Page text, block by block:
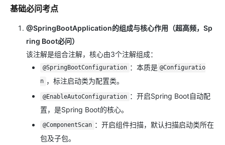
基础必问考点
@SpringBootApplication的组成与核心作用（超高频，Sp
ring Boot必问）
该注解是组合注解，核心由3个注解组成：
@SpringBootConfiguration ：本质是 @Configuratio
n ，标注启动类为配置类。
@EnableAutoConfiguration ：开启Spring Boot自动配
置，是Spring Boot的核心。
@ComponentScan ：开启组件扫描，默认扫描启动类所在
包及子包。